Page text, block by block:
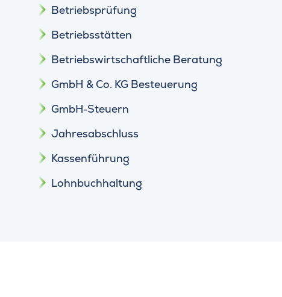
Betriebsprüfung
Betriebsstätten
Betriebswirtschaftliche Beratung
GmbH & Co. KG Besteuerung
GmbH‑Steuern
Jahresabschluss
Kassenführung
Lohnbuchhaltung